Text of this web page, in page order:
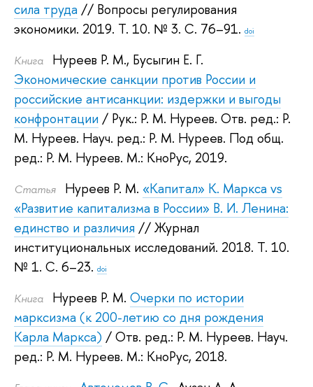
сила труда // Вопросы регулирования
экономики. 2019. Т. 10. № 3. С. 76–91. doi
Книга Нуреев Р. М., Бусыгин Е. Г.
Экономические санкции против России и
российские антисанкции: издержки и выгоды
конфронтации / Рук.: Р. М. Нуреев. Отв. ред.: Р.
М. Нуреев. Науч. ред.: Р. М. Нуреев. Под общ.
ред.: Р. М. Нуреев. М.: КноРус, 2019.
Статья Нуреев Р. М. «Капитал» К. Маркса vs
«Развитие капитализма в России» В. И. Ленина:
единство и различия // Журнал
институциональных исследований. 2018. Т. 10.
№ 1. С. 6–23. doi
Книга Нуреев Р. М. Очерки по истории
марксизма (к 200-летию со дня рождения
Карла Маркса) / Отв. ред.: Р. М. Нуреев. Науч.
ред.: Р. М. Нуреев. М.: КноРус, 2018.